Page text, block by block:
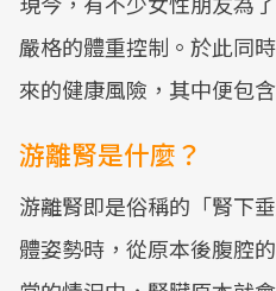
嚴格的體重控制。於此同
來的健康風險，其中便包
游離腎是什麼？
游離腎即是俗稱的「腎下
體姿勢時，從原本後腹腔